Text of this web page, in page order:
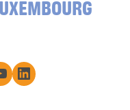
LinkedIn